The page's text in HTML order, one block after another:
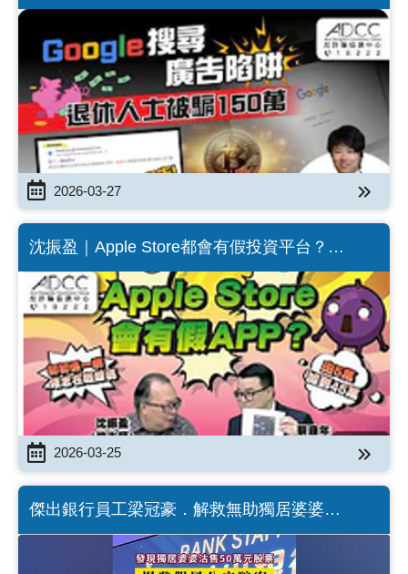
（Chinese version only）
2026-03-27
沈振盈｜Apple Store都會有假投資平台？
（Chinese version only）
2026-03-25
傑出銀行員工梁冠豪．解救無助獨居婆婆
（Chinese version only）